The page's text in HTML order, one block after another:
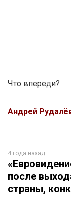
Что впереди?
Андрей
4 года назад
после
страны,